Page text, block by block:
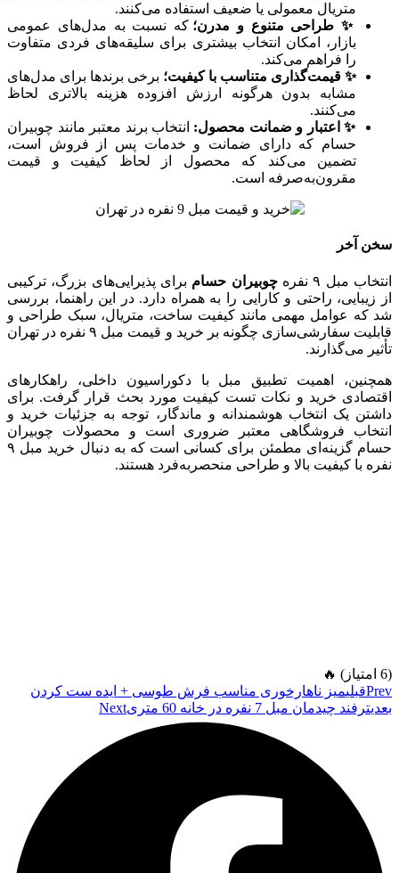
متریال معمولی یا ضعیف استفاده می‌کنند.
✨ طراحی متنوع و مدرن؛ که نسبت به مدل‌های عمومی
بازار، امکان انتخاب بیشتری برای سلیقه‌های فردی متفاوت
را فراهم می‌کند.
✨ قیمت‌گذاری متناسب با کیفیت؛ برخی برندها برای مدل‌های
مشابه بدون هرگونه ارزش افزوده هزینه بالاتری لحاظ
می‌کنند.
✨ اعتبار و ضمانت محصول: انتخاب برند معتبر مانند چوبیران
حسام که دارای ضمانت و خدمات پس از فروش است،
تضمین می‌کند که محصول از لحاظ کیفیت و قیمت
مقرون‌به‌صرفه است.
سخن آخر
انتخاب مبل ۹ نفره چوبیران حسام برای پذیرایی‌های بزرگ، ترکیبی
از زیبایی، راحتی و کارایی را به همراه دارد. در این راهنما، بررسی
شد که عوامل مهمی مانند کیفیت ساخت، متریال، سبک طراحی و
قابلیت سفارشی‌سازی چگونه بر خرید و قیمت مبل ۹ نفره در تهران
تأثیر می‌گذارند.
همچنین، اهمیت تطبیق مبل با دکوراسیون داخلی، راهکارهای
اقتصادی خرید و نکات تست کیفیت مورد بحث قرار گرفت. برای
داشتن یک انتخاب هوشمندانه و ماندگار، توجه به جزئیات خرید و
انتخاب فروشگاهی معتبر ضروری است و محصولات چوبیران
حسام گزینه‌ای مطمئن برای کسانی است که به دنبال خرید مبل ۹
نفره با کیفیت بالا و طراحی منحصربه‌فرد هستند.
(6 امتیاز) 🔥
Prevقبلیمیز ناهارخوری مناسب فرش طوسی + ایده ست کردن
بعدیترفند چیدمان مبل 7 نفره در خانه‌ 60 متری Next